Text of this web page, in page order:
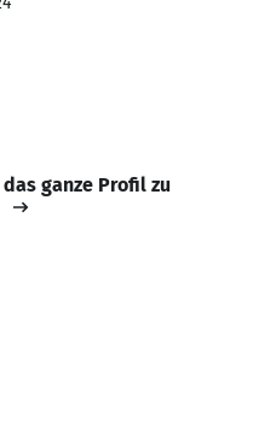
ganze Profil zu